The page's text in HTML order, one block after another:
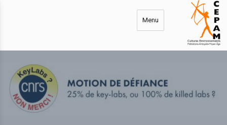
Menu